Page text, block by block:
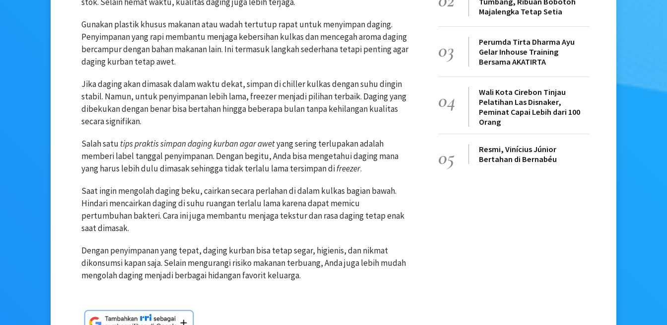
stok. Selain hemat waktu, kualitas daging juga lebih terjaga.
Gunakan plastik khusus makanan atau wadah tertutup rapat untuk menyimpan daging.
Penyimpanan yang rapi membantu menjaga kebersihan kulkas dan mencegah aroma daging
bercampur dengan bahan makanan lain. Ini termasuk langkah sederhana tetapi penting agar
daging kurban tetap awet.
Jika daging akan dimasak dalam waktu dekat, simpan di chiller kulkas dengan suhu dingin
stabil. Namun, untuk penyimpanan lebih lama, freezer menjadi pilihan terbaik. Daging yang
dibekukan dengan benar bisa bertahan hingga beberapa bulan tanpa kehilangan kualitas
secara signifikan.
Salah satu tips praktis simpan daging kurban agar awetyang sering terlupakan adalah
memberi label tanggal penyimpanan. Dengan begitu, Anda bisa mengetahui daging mana
yang harus lebih dulu dimasak sehingga tidak terlalu lama tersimpan difreezer.
Saat ingin mengolah daging beku, cairkan secara perlahan di dalam kulkas bagian bawah.
Hindari mencairkan daging di suhu ruangan terlalu lama karena dapat memicu
pertumbuhan bakteri. Cara ini juga membantu menjaga tekstur dan rasa daging tetap enak
saat dimasak.
Dengan penyimpanan yang tepat, daging kurban bisa tetap segar, higienis, dan nikmat
dikonsumsi kapan saja. Selain mengurangi risiko makanan terbuang, Anda juga lebih mudah
mengolah daging menjadi berbagai hidangan favorit keluarga.
Majalengka Tetap Setia
03
Perumda Tirta Dharma Ayu
Gelar Inhouse Training
Bersama AKATIRTA
04
Wali Kota Cirebon Tinjau
Pelatihan Las Disnaker,
Peminat Capai Lebih dari 100
Orang
05
Resmi, Vinícius Júnior
Bertahan di Bernabéu